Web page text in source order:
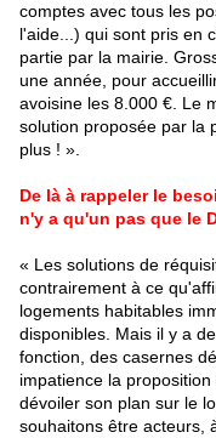
comptes avec tous les
l'aide...) qui sont pris en
partie par la mairie.
une année, pour
avoisine les 8.000 €. Le
solution proposée par la
plus ! ».
De là à rappeler le
n'y a qu'un pas que le
« Les solutions de
contrairement à ce
logements habitables
disponibles. Mais il y a
fonction, des casernes
impatience la
dévoiler son plan sur le
souhaitons être acteurs,